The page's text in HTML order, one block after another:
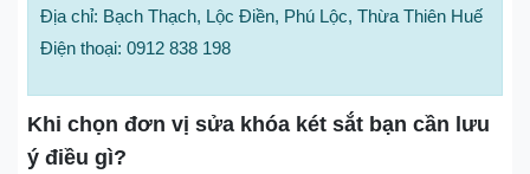
Địa chỉ: Bạch Thạch, Lộc Điền, Phú Lộc, Thừa Thiên Huế
Điện thoại: 0912 838 198
Khi chọn đơn vị sửa khóa két sắt bạn cần lưu
ý điều gì?